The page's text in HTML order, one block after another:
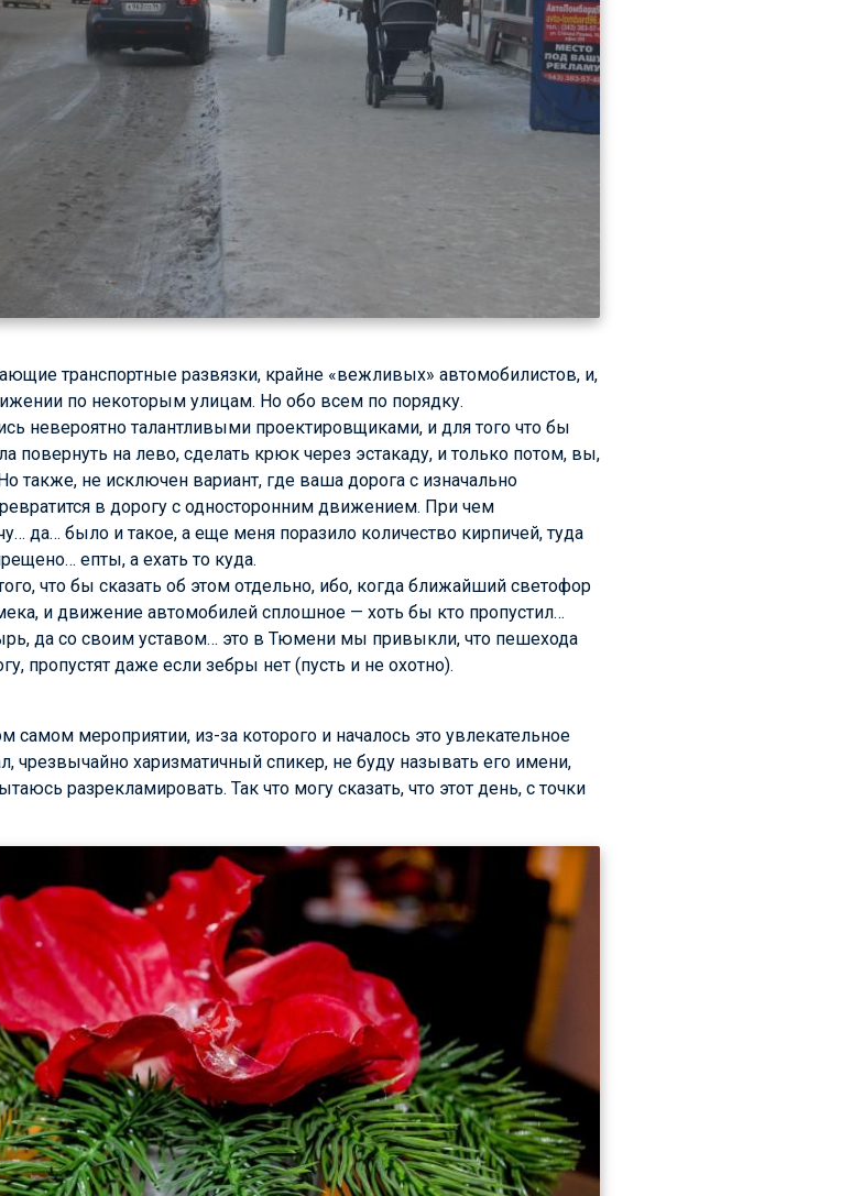
транспортные развязки, крайне «вежливых» автомобилистов, и,
по некоторым улицам. Но обо всем по порядку.
невероятно талантливыми проектировщиками, и для того что бы
повернуть на лево, сделать крюк через эстакаду, и только потом, вы,
также, не исключен вариант, где ваша дорога с изначально
в дорогу с односторонним движением. При чем
да… было и такое, а еще меня поразило количество кирпичей, туда
епты, а ехать то куда.
что бы сказать об этом отдельно, ибо, когда ближайший светофор
и движение автомобилей сплошное — хоть бы кто пропустил…
да со своим уставом… это в Тюмени мы привыкли, что пешехода
пропустят даже если зебры нет (пусть и не охотно).
самом мероприятии, из-за которого и началось это увлекательное
чрезвычайно харизматичный спикер, не буду называть его имени,
разрекламировать. Так что могу сказать, что этот день, с точки